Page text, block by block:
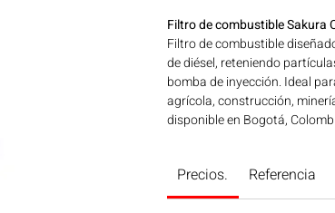
Filtro de combustible Sakura
Filtro de combustible
de diésel, reteniendo
bomba de inyección. Ideal
agrícola, construcción,
disponible en Bogotá,
Precios. Referencia